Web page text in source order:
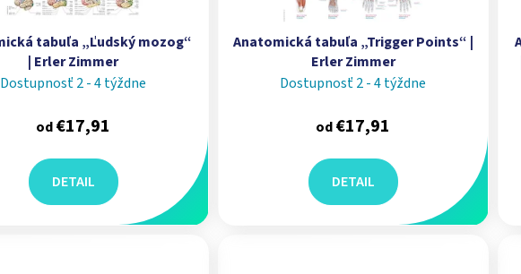
tabuľa „Ľudský mozog“
| Erler Zimmer
Dostupnosť 2 - 4 týždne
od€17,91
DETAIL
Anatomická tabuľa „Trigger Points“ |
Erler Zimmer
Dostupnosť 2 - 4 týždne
od€17,91
DETAIL